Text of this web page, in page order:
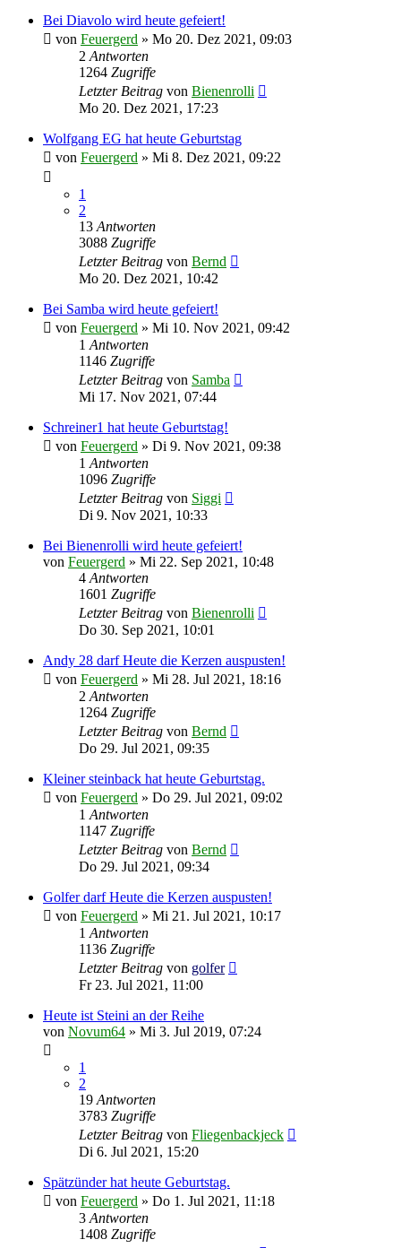
Bei Diavolo wird heute gefeiert!
von Feuergerd » Mo 20. Dez 2021, 09:03
2 Antworten
1264 Zugriffe
Letzter Beitrag von Bienenrolli
Mo 20. Dez 2021, 17:23
Wolfgang EG hat heute Geburtstag
von Feuergerd » Mi 8. Dez 2021, 09:22
1
2
13 Antworten
3088 Zugriffe
Letzter Beitrag von Bernd
Mo 20. Dez 2021, 10:42
Bei Samba wird heute gefeiert!
von Feuergerd » Mi 10. Nov 2021, 09:42
1 Antworten
1146 Zugriffe
Letzter Beitrag von Samba
Mi 17. Nov 2021, 07:44
Schreiner1 hat heute Geburtstag!
von Feuergerd » Di 9. Nov 2021, 09:38
1 Antworten
1096 Zugriffe
Letzter Beitrag von Siggi
Di 9. Nov 2021, 10:33
Bei Bienenrolli wird heute gefeiert!
von Feuergerd » Mi 22. Sep 2021, 10:48
4 Antworten
1601 Zugriffe
Letzter Beitrag von Bienenrolli
Do 30. Sep 2021, 10:01
Andy 28 darf Heute die Kerzen auspusten!
von Feuergerd » Mi 28. Jul 2021, 18:16
2 Antworten
1264 Zugriffe
Letzter Beitrag von Bernd
Do 29. Jul 2021, 09:35
Kleiner steinback hat heute Geburtstag.
von Feuergerd » Do 29. Jul 2021, 09:02
1 Antworten
1147 Zugriffe
Letzter Beitrag von Bernd
Do 29. Jul 2021, 09:34
Golfer darf Heute die Kerzen auspusten!
von Feuergerd » Mi 21. Jul 2021, 10:17
1 Antworten
1136 Zugriffe
Letzter Beitrag von golfer
Fr 23. Jul 2021, 11:00
Heute ist Steini an der Reihe
von Novum64 » Mi 3. Jul 2019, 07:24
1
2
19 Antworten
3783 Zugriffe
Letzter Beitrag von Fliegenbackjeck
Di 6. Jul 2021, 15:20
Spätzünder hat heute Geburtstag.
von Feuergerd » Do 1. Jul 2021, 11:18
3 Antworten
1408 Zugriffe